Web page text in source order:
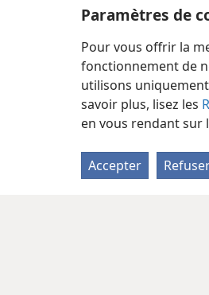
Paramètres de
Pour vous offrir la
fonctionnement de
utilisons
savoir plus, lisez les
en vous rendant sur
Accepter © 2026